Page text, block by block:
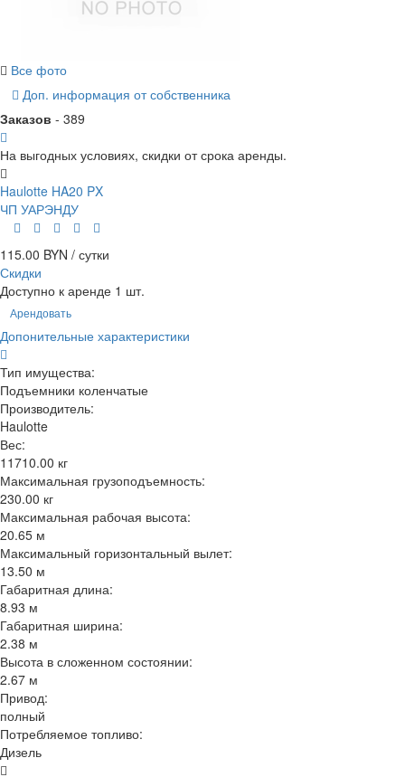
Все фото
Доп. информация от собственника
Заказов - 389
На выгодных условиях, скидки от срока аренды.
Haulotte HA20 PX
ЧП УАРЭНДУ
115.00 BYN / сутки
Скидки
Доступно к аренде 1 шт.
Арендовать
Допонительные характеристики
Тип имущества:
Подъемники коленчатые
Производитель:
Haulotte
Вес:
11710.00 кг
Максимальная грузоподъемность:
230.00 кг
Максимальная рабочая высота:
20.65 м
Максимальный горизонтальный вылет:
13.50 м
Габаритная длина:
8.93 м
Габаритная ширина:
2.38 м
Высота в сложенном состоянии:
2.67 м
Привод:
полный
Потребляемое топливо:
Дизель